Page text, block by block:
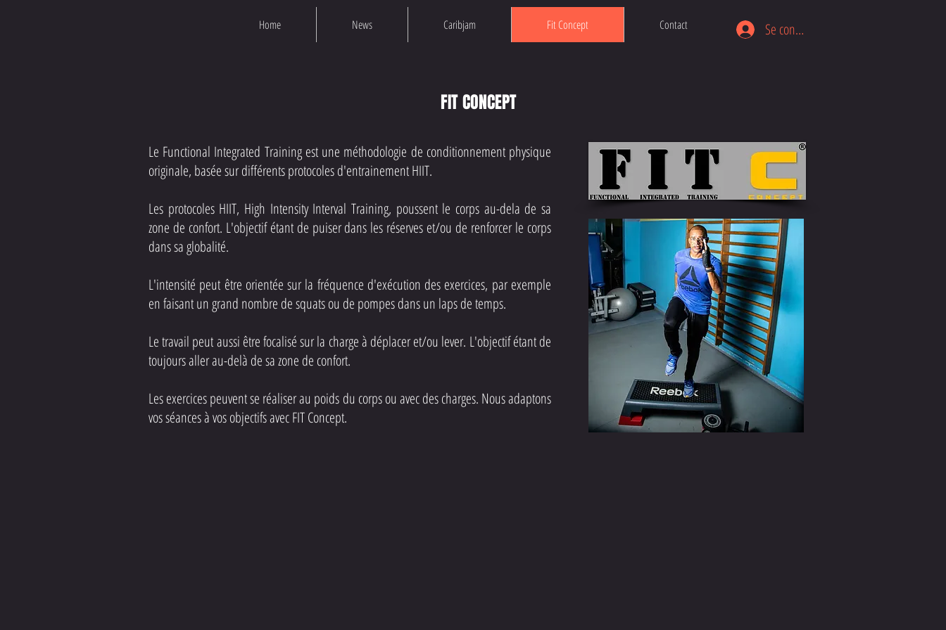
Home News Caribjam Fit Concept Contact Se connecter
FIT CONCEPT
​Le Functional Integrated Training est une méthodologie de conditionnement physique
originale, basée sur différents protocoles d'entrainement HIIT.
Les protocoles HIIT, High Intensity Interval Training, poussent le corps au-dela de sa
zone de confort. L'objectif étant de puiser dans les réserves et/ou de renforcer le corps
dans sa globalité.
L'intensité peut être orientée sur la fréquence d'exécution des exercices, par exemple
en faisant un grand nombre de squats ou de pompes dans un laps de temps.
Le travail peut aussi être focalisé sur la charge à déplacer et/ou lever. L'objectif étant de
toujours aller au-delà de sa zone de confort.
Les exercices peuvent se réaliser au poids du corps ou avec des charges. Nous adaptons
vos séances à vos objectifs avec FIT Concept.